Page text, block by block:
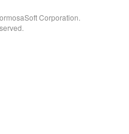
Corporation.